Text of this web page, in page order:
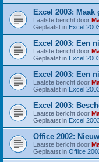
Excel 2003:
Laatste bericht door
Geplaatst in Excel
Excel 2003: Een
Laatste bericht door
Geplaatst in Excel
Excel 2003: Een
Laatste bericht door
Geplaatst in Excel
Excel 2003:
Laatste bericht door
Geplaatst in Excel
Office 2002:
Laatste bericht door
Geplaatst in Office